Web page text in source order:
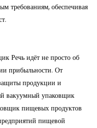
требованиям, обеспечивая
Речь идёт не просто об
прибыльности. От
продукции и
вакуумный упаковщик
пищевых продуктов
пищевой